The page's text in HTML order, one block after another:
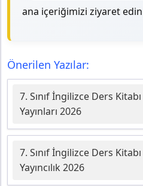
ana içeriğimizi ziyaret
Önerilen Yazılar:
7. Sınıf İngilizce Ders
Yayınları 2026
7. Sınıf İngilizce Ders
Yayıncılık 2026